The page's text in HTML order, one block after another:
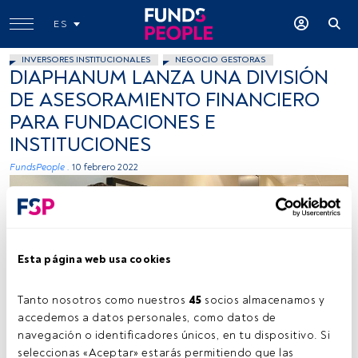
Esta página web usa cookies
Tanto nosotros como nuestros 45 socios almacenamos y
accedemos a datos personales, como datos de
navegación o identificadores únicos, en tu dispositivo. Si
seleccionas «Aceptar» estarás permitiendo que las
ES
INVERSORES INSTITUCIONALES NEGOCIO GESTORAS
DIAPHANUM LANZA UNA DIVISIÓN
DE ASESORAMIENTO FINANCIERO
PARA FUNDACIONES E
INSTITUCIONES
FundsPeople . 10 febrero 2022
Ignacio García-Blanco, Hugo Aramburu y Carlos Ribá. Fuente: Cedida
(Diaphanum)